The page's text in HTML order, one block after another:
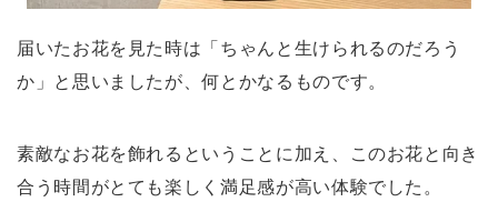
届いたお花を見た時は「ちゃんと生けられるのだろう
か」と思いましたが、何とかなるものです。
素敵なお花を飾れるということに加え、このお花と向き
合う時間がとても楽しく満足感が高い体験でした。